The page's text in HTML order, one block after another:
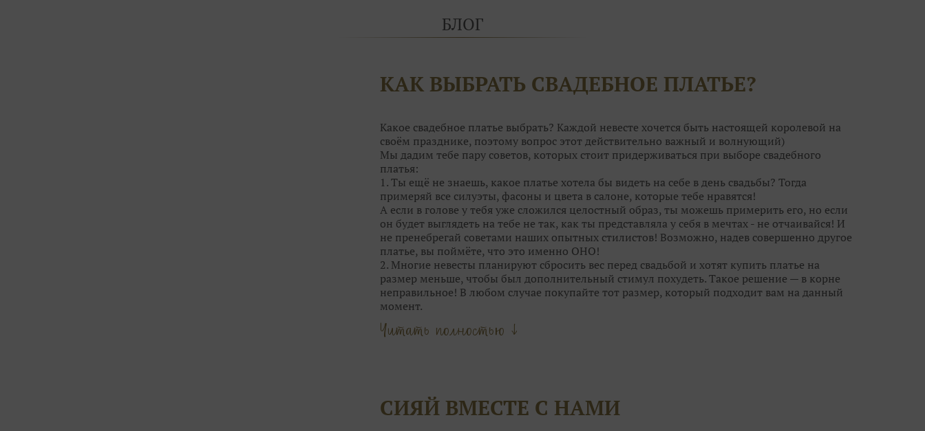
БЛОГ
КАК ВЫБРАТЬ СВАДЕБНОЕ ПЛАТЬЕ?
Какое свадебное платье выбрать? Каждой невесте хочется быть настоящей королевой на
своём празднике, поэтому вопрос этот действительно важный и волнующий)
Мы дадим тебе пару советов, которых стоит придерживаться при выборе свадебного
платья:
1. Ты ещё не знаешь, какое платье хотела бы видеть на себе в день свадьбы? Тогда
примеряй все силуэты, фасоны и цвета в салоне, которые тебе нравятся!
А если в голове у тебя уже сложился целостный образ, ты можешь примерить его, но если
он будет выглядеть на тебе не так, как ты представляла у себя в мечтах - не отчаивайся! И
не пренебрегай советами наших опытных стилистов! Возможно, надев совершенно другое
платье, вы поймёте, что это именно ОНО!
2. Многие невесты планируют сбросить вес перед свадьбой и хотят купить платье на
размер меньше, чтобы был дополнительный стимул похудеть. Такое решение — в корне
неправильное! В любом случае покупайте тот размер, который подходит вам на данный
момент.
Главное — это посадка. Если платье вдруг станет великовато, ушить его куда проще, чем
наоборот. А корсет со шнуровкой и вовсе решит все проблемы небольшого «плюса» или
просто не рассмотреть его среди десятков других, каждое из которых по-своему
уникально.
Читать полностью ↓
СИЯЙ ВМЕСТЕ С НАМИ